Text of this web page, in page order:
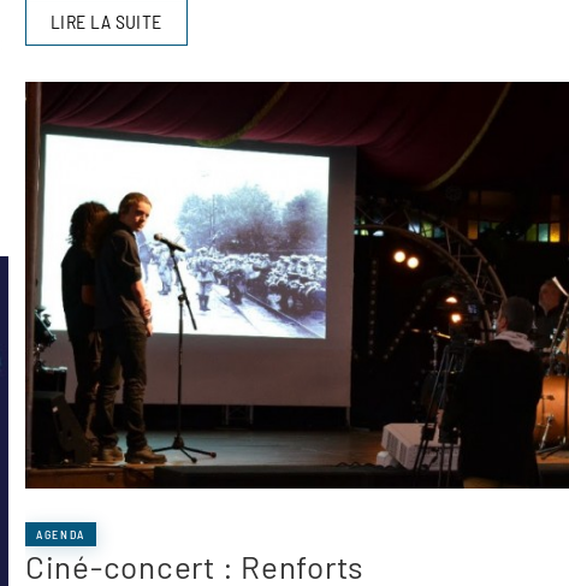
LIRE LA SUITE
AGENDA
Ciné-concert : Renforts